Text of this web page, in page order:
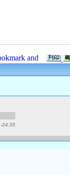
-24:35